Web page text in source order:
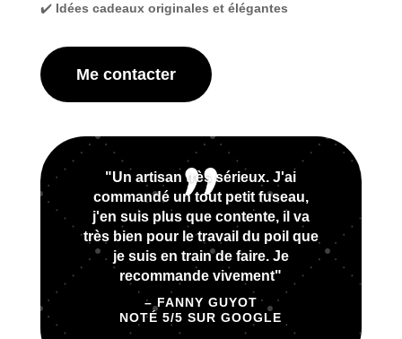
✔️ Idées cadeaux originales et élégantes
Me contacter
"Un artisan très sérieux. J'ai
commandé un tout petit fuseau,
j'en suis plus que contente, il va
très bien pour le travail du poil que
je suis en train de faire. Je
recommande vivement"
– FANNY GUYOT
NOTÉ 5/5 SUR GOOGLE